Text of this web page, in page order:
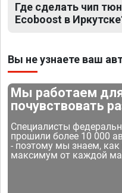
Где сделать чип
Ecoboost в
Вы не узнаете ваш
Мы работаем
почувствовать
Специалисты
прошили более 10 000
- поэтому мы знаем,
максимум от каждой